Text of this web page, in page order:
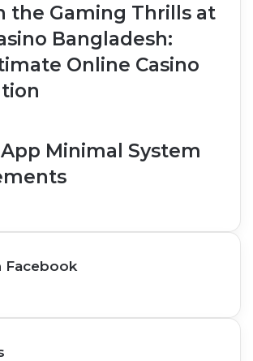
the Gaming Thrills at
Bangladesh:
Online Casino
Minimal System
Facebook